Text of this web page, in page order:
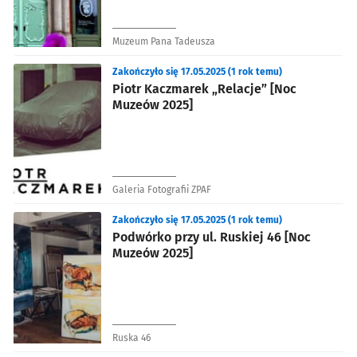
Muzeum Pana Tadeusza
Piotr Kaczmarek „Relacje” [Noc
Muzeów 2025]
Zakończyło się 17.05.2025 (1 rok temu)
Galeria Fotografii ZPAF
Podwórko przy ul. Ruskiej 46 [Noc
Muzeów 2025]
Zakończyło się 17.05.2025 (1 rok temu)
Ruska 46